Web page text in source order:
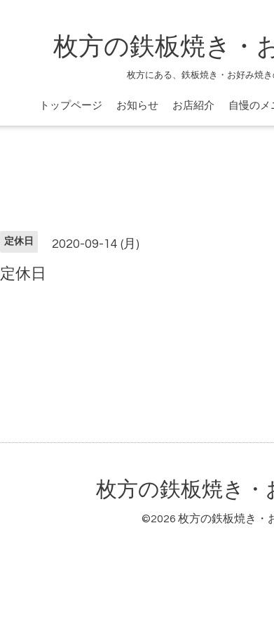
枚方の鉄板焼き・
枚方にある、鉄板焼き・お好み焼
トップページ お知らせ お店紹介 自慢のメ
定休日 2020-09-14 (月)
定休日
枚方の鉄板焼き・
©2026 枚方の鉄板焼き・